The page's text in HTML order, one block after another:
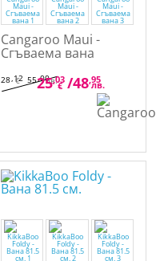
Cangaroo Maui -
Сгъваема вана
28,12
€ 55,00лв.
25,03
€ /48,95
лв.